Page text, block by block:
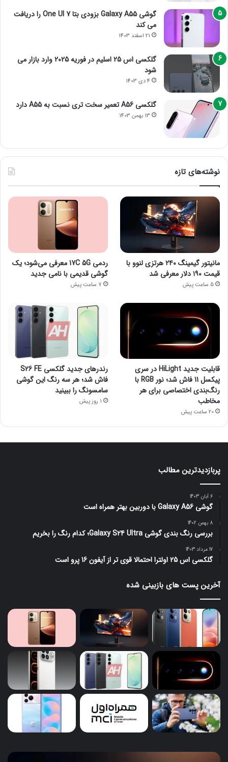
گوشی Galaxy A55 بزودی بتا One UI 7 را دریافت
می کند
21 اسفند 1403
گلکسی اس 25 اسلیم در فوریه 2025 وارد بازار می
شود
4 دی 1403
گلکسی A56 تعمیر سخت تری نسبت به A55 دارد
13 بهمن 1403
نوشته‌های تازه
مانیتور گیمینگ ۲۴۰ هرتزی لنوو با
قیمت ۱۹۰ دلار معرفی شد
5 ساعت پیش
ردمی 17C 5G معرفی می‌شود؛ یک
گوشی قدیمی با نامی جدید
7 ساعت پیش
قابلیت جدید HiLight در سری
پیکسل 11 فاش شد؛ نور RGB با
رنگ‌بندی اختصاصی برای هر
مخاطب
20 ساعت پیش
رندرهای جدید گلکسی S26 FE
فاش شد؛ هر سه رنگ این گوشی
سامسونگ را ببینید
1 روز پیش
پربازدیدترین مطالب
6 آبان 1403
گوشی Galaxy A56 با دوربین بهتر همراه است
8 بهمن 1402
بررسی رنگ بندی گوشی Galaxy S24 Ultra؛ کدام رنگ را بخریم
17 مرداد 1403
گلکسی اس 25 اولترا احتمالا قوی تر از آیفون 16 پرو است
آخرین پست های بازبینی شده
مانیتور